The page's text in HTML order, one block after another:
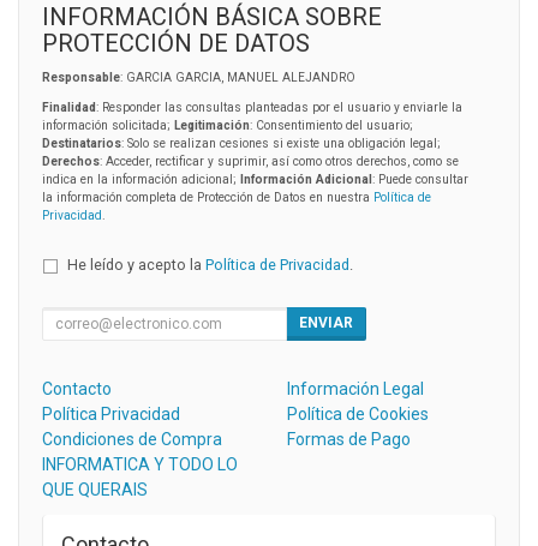
INFORMACIÓN BÁSICA SOBRE
PROTECCIÓN DE DATOS
Responsable: GARCIA GARCIA, MANUEL ALEJANDRO
Finalidad: Responder las consultas planteadas por el usuario y enviarle la
información solicitada; Legitimación: Consentimiento del usuario;
Destinatarios: Solo se realizan cesiones si existe una obligación legal;
Derechos: Acceder, rectificar y suprimir, así como otros derechos, como se
indica en la información adicional;
Información Adicional : Puede consultar
la información completa de Protección de Datos en nuestra Política de
Privacidad
He leído y acepto la Política de Privacidad
ENVIAR
Contacto
Información Legal
Política Privacidad
Política de Cookies
Condiciones de Compra
Formas de Pago
INFORMATICA Y TODO LO
QUE QUERAIS